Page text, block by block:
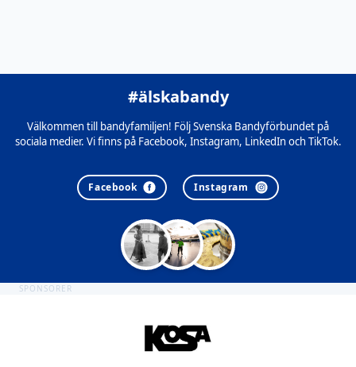
#älskabandy
Välkommen till bandyfamiljen! Följ Svenska Bandyförbundet på
sociala medier. Vi finns på Facebook, Instagram, LinkedIn och TikTok.
Facebook Instagram
SPONSORER